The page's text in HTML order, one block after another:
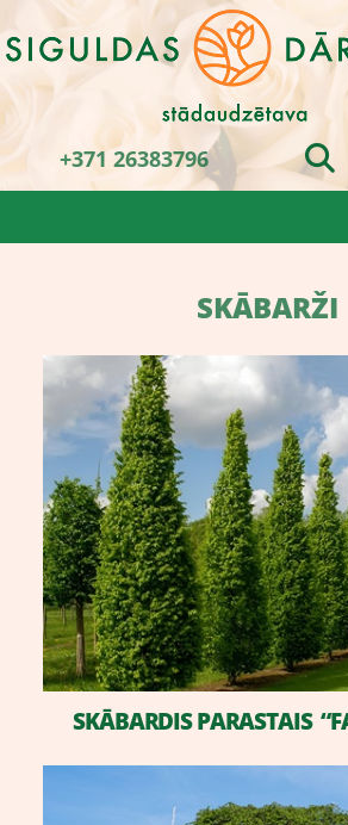
+371 26383796
SKĀBARŽI
SKĀBARDIS PARASTAIS